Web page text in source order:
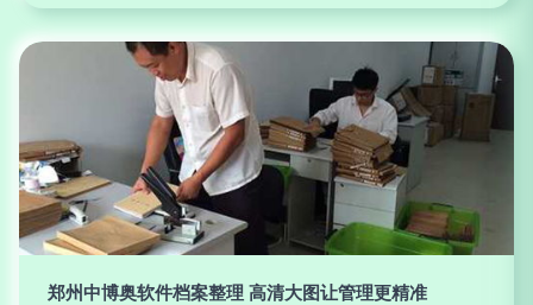
郑州中博奥软件档案整理 高清大图让管理更精准